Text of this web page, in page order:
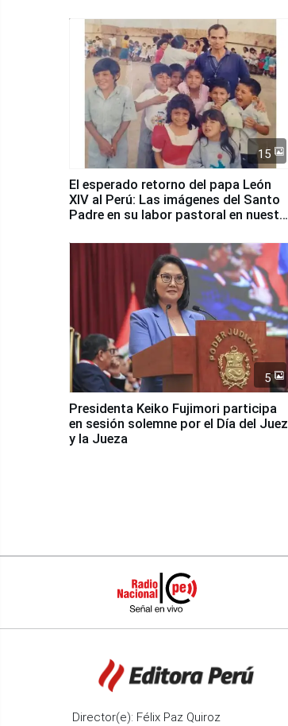
15
El esperado retorno del papa León
XIV al Perú: Las imágenes del Santo
Padre en su labor pastoral en nuestro
5
Presidenta Keiko Fujimori participa
en sesión solemne por el Día del Juez
y la Jueza
Director(e): Félix Paz Quiroz